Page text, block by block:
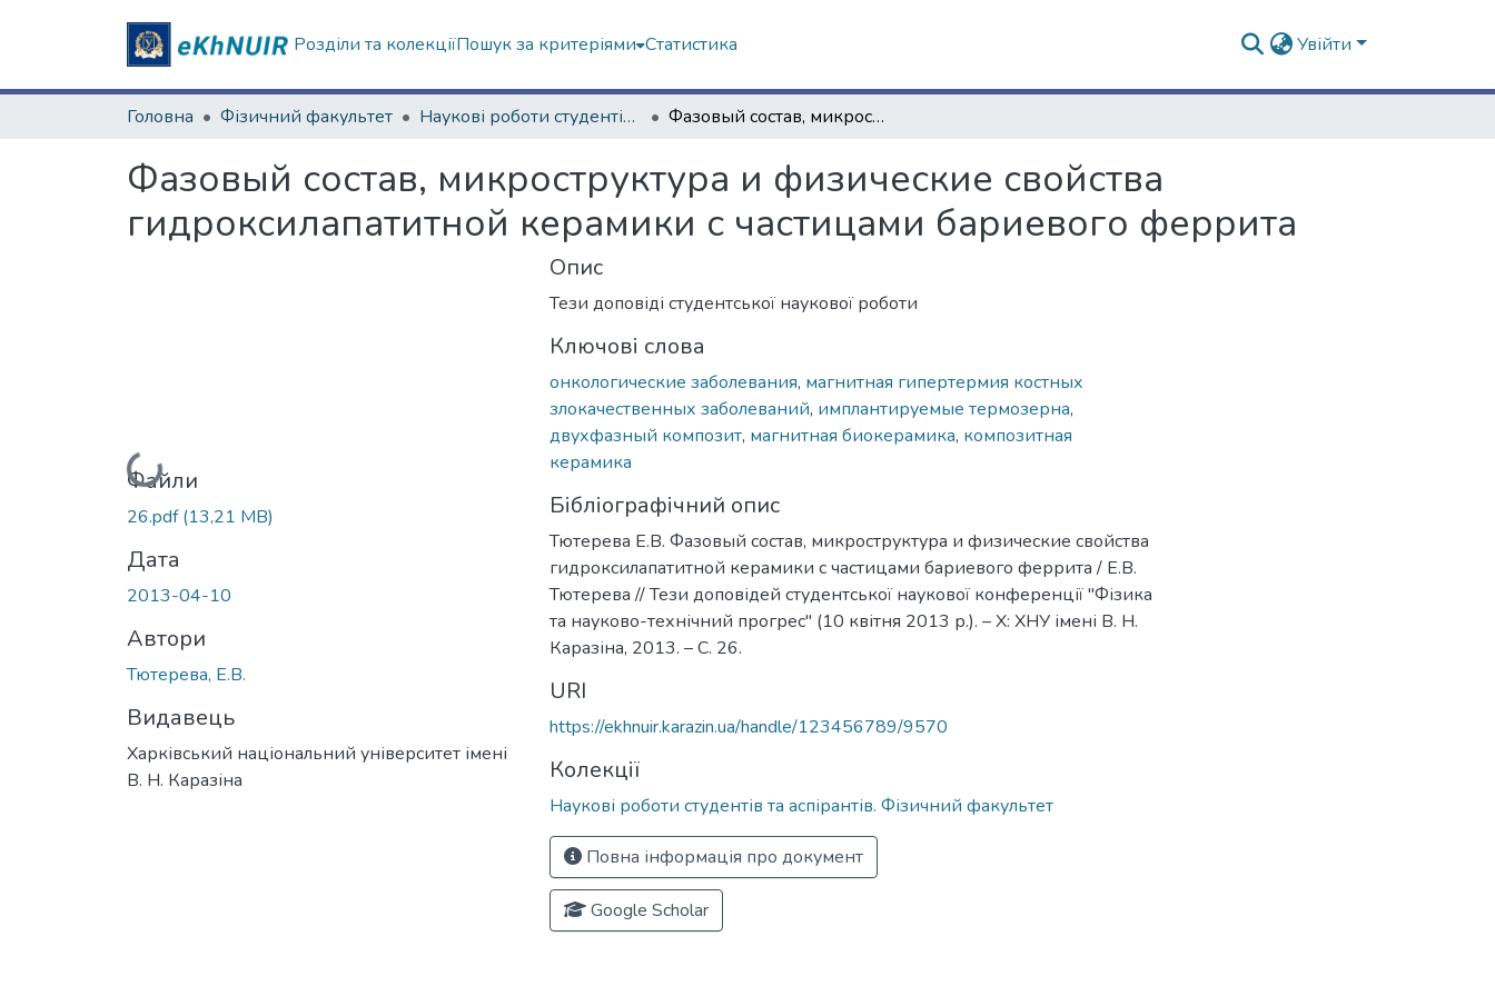
Розділи та колекціїПошук за критеріями Статистика Увійти
Головна Фізичний факультет Наукові роботи студентів та аспірантів. Фізичний факультет Фазовый состав, микроструктура и физические свойства гидроксилапатитной керамики с частицами бариевого феррита
Фазовый состав, микроструктура и физические свойства
гидроксилапатитной керамики с частицами бариевого феррита
Вантажиться...
Файли
26.pdf(13,21 MB)
Дата
2013-04-10
Автори
Тютерева, Е.В.
Видавець
Харківський національний університет імені
В. Н. Каразіна
Опис
Тези доповіді студентської наукової роботи
Ключові слова
онкологические заболевания, магнитная гипертермия костных
злокачественных заболеваний, имплантируемые термозерна,
двухфазный композит, магнитная биокерамика, композитная
керамика
Бібліографічний опис
Тютерева Е.В. Фазовый состав, микроструктура и физические свойства
гидроксилапатитной керамики с частицами бариевого феррита / Е.В.
Тютерева // Тези доповідей студентської наукової конференції "Фізика
та науково-технічний прогрес" (10 квітня 2013 р.). – Х: ХНУ імені В. Н.
Каразіна, 2013. – С. 26.
URI
https://ekhnuir.karazin.ua/handle/123456789/9570
Колекції
Наукові роботи студентів та аспірантів. Фізичний факультет
Повна інформація про документ
Google Scholar